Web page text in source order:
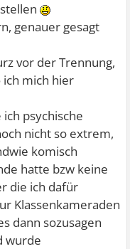
genauer gesagt
vor der Trennung,
ich mich hier
psychische
nicht so extrem,
komisch
hatte bzw keine
die ich dafür
Klassenkameraden
dann sozusagen
wurde